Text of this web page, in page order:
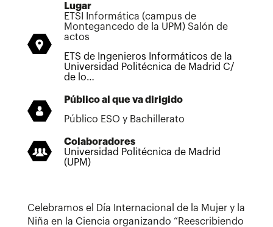
Lugar
ETSI Informática (campus de
Montegancedo de la UPM) Salón de
actos
ETS de Ingenieros Informáticos de la
Universidad Politécnica de Madrid C/
de lo…
Público al que va dirigido
Público ESO y Bachillerato
Colaboradores
Universidad Politécnica de Madrid
(UPM)
Celebramos el Día Internacional de la Mujer y la
Niña en la Ciencia organizando “Reescribiendo